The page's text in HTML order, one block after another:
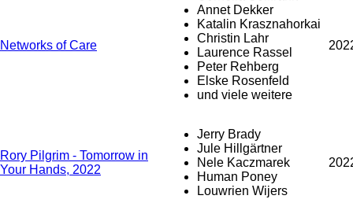
Networks of Care
Annet Dekker
Katalin Krasznahorkai
Christin Lahr
Laurence Rassel
Peter Rehberg
Elske Rosenfeld
und viele weitere
Rory Pilgrim - Tomorrow in
Your Hands, 2022
Jerry Brady
Jule Hillgärtner
Nele Kaczmarek
Human Poney
Louwrien Wijers